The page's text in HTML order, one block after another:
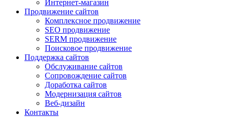
Интернет-магазин
Продвижение сайтов
Комплексное продвижение
SEO продвижение
SERM продвижение
Поисковое продвижение
Поддержка сайтов
Обслуживание сайтов
Сопровождение сайтов
Доработка сайтов
Модернизация сайтов
Веб-дизайн
Контакты